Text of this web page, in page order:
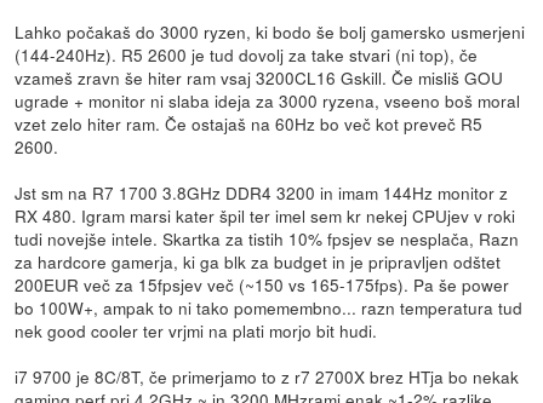
Lahko počakaš do 3000 ryzen, ki bodo še bolj gamersko usmerjeni
(144-240Hz). R5 2600 je tud dovolj za take stvari (ni top), če
vzameš zravn še hiter ram vsaj 3200CL16 Gskill. Če misliš GOU
ugrade + monitor ni slaba ideja za 3000 ryzena, vseeno boš moral
vzet zelo hiter ram. Če ostajaš na 60Hz bo več kot preveč R5
2600.
Jst sm na R7 1700 3.8GHz DDR4 3200 in imam 144Hz monitor z
RX 480. Igram marsi kater špil ter imel sem kr nekej CPUjev v roki
tudi novejše intele. Skartka za tistih 10% fpsjev se nesplača, Razn
za hardcore gamerja, ki ga blk za budget in je pripravljen odštet
200EUR več za 15fpsjev več (~150 vs 165-175fps). Pa še power
bo 100W+, ampak to ni tako pomemembno... razn temperatura tud
nek good cooler ter vrjmi na plati morjo bit hudi.
i7 9700 je 8C/8T, če primerjamo to z r7 2700X brez HTja bo nekak